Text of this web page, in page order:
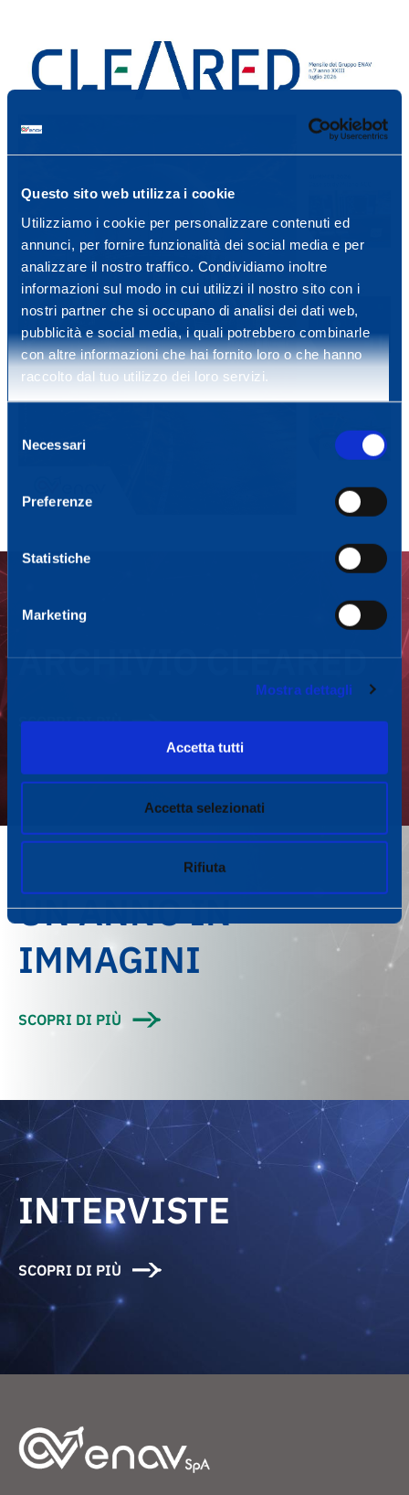
Questo sito web utilizza i cookie
Utilizziamo i cookie per personalizzare contenuti ed
annunci, per fornire funzionalità dei social media e per
analizzare il nostro traffico. Condividiamo inoltre
informazioni sul modo in cui utilizzi il nostro sito con i
nostri partner che si occupano di analisi dei dati web,
pubblicità e social media, i quali potrebbero combinarle
con altre informazioni che hai fornito loro o che hanno
raccolto dal tuo utilizzo dei loro servizi.
delNecessari
Preferenze
Statistiche
Marketing
Mostra dettagli
Accetta tutti
Accetta selezionati
Rifiuta
ARCHIVIO CLEARED
SCOPRI DI PIÙ
UN ANNO IN
IMMAGINI
SCOPRI DI PIÙ
INTERVISTE
SCOPRI DI PIÙ